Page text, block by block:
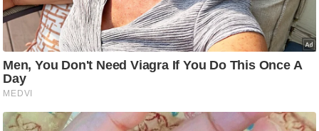
प
न
स्थ
ल
फि